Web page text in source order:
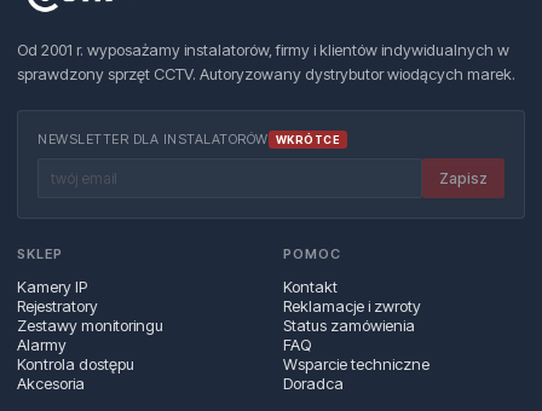
Od 2001 r. wyposażamy instalatorów, firmy i klientów indywidualnych w
sprawdzony sprzęt CCTV. Autoryzowany dystrybutor wiodących marek.
NEWSLETTER DLA INSTALATORÓW WKRÓTCE
Zapisz
SKLEP
Kamery IP
Rejestratory
Zestawy monitoringu
Alarmy
Kontrola dostępu
Akcesoria
POMOC
Kontakt
Reklamacje i zwroty
Status zamówienia
FAQ
Wsparcie techniczne
Doradca